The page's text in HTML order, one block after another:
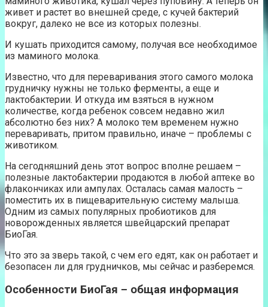
живет и растет во внешней среде, с кучей бактерий
вокруг, далеко не все из которых полезны.
И кушать приходится самому, получая все необходимое
из маминого молока.
Известно, что для переваривания этого самого молока
грудничку нужны не только ферменты, а еще и
лактобактерии. И откуда им взяться в нужном
количестве, когда ребенок совсем недавно жил
абсолютно без них? А молоко тем временем нужно
переваривать, притом правильно, иначе – проблемы с
животиком.
На сегодняшний день этот вопрос вполне решаем –
полезные лактобактерии продаются в любой аптеке во
флакончиках или ампулах. Осталась самая малость –
поместить их в пищеварительную систему малыша.
Одним из самых популярных пробиотиков для
новорожденных является швейцарский препарат
БиоГая.
Что это за зверь такой, с чем его едят, как он работает и
безопасен ли для грудничков, мы сейчас и разберемся.
Особенности БиоГая – общая информация